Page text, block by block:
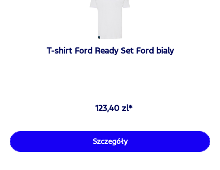
T-shirt Ford Ready Set Ford bialy
123,40 zl*
Szczegóły